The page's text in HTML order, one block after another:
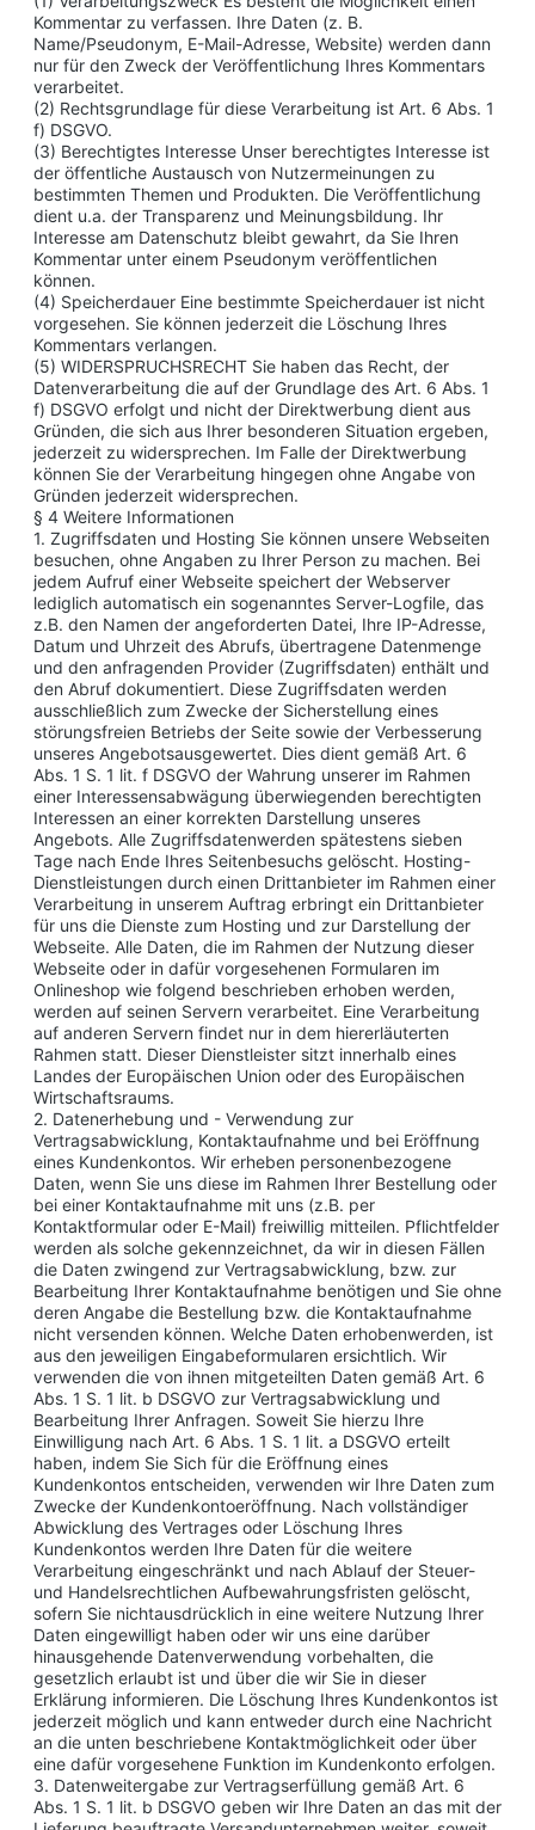
Kommentar zu verfassen. Ihre Daten (z. B.
Name/Pseudonym, E-Mail-Adresse, Website) werden dann
nur für den Zweck der Veröffentlichung Ihres Kommentars
verarbeitet.
(2) Rechtsgrundlage für diese Verarbeitung ist Art. 6 Abs. 1
f) DSGVO.
(3) Berechtigtes Interesse Unser berechtigtes Interesse ist
der öffentliche Austausch von Nutzermeinungen zu
bestimmten Themen und Produkten. Die Veröffentlichung
dient u.a. der Transparenz und Meinungsbildung. Ihr
Interesse am Datenschutz bleibt gewahrt, da Sie Ihren
Kommentar unter einem Pseudonym veröffentlichen
können.
(4) Speicherdauer Eine bestimmte Speicherdauer ist nicht
vorgesehen. Sie können jederzeit die Löschung Ihres
Kommentars verlangen.
(5) WIDERSPRUCHSRECHT Sie haben das Recht, der
Datenverarbeitung die auf der Grundlage des Art. 6 Abs. 1
f) DSGVO erfolgt und nicht der Direktwerbung dient aus
Gründen, die sich aus Ihrer besonderen Situation ergeben,
jederzeit zu widersprechen. Im Falle der Direktwerbung
können Sie der Verarbeitung hingegen ohne Angabe von
Gründen jederzeit widersprechen.
§ 4 Weitere Informationen
1. Zugriffsdaten und Hosting Sie können unsere Webseiten
besuchen, ohne Angaben zu Ihrer Person zu machen. Bei
jedem Aufruf einer Webseite speichert der Webserver
lediglich automatisch ein sogenanntes Server-Logfile, das
z.B. den Namen der angeforderten Datei, Ihre IP-Adresse,
Datum und Uhrzeit des Abrufs, übertragene Datenmenge
und den anfragenden Provider (Zugriffsdaten) enthält und
den Abruf dokumentiert. Diese Zugriffsdaten werden
ausschließlich zum Zwecke der Sicherstellung eines
störungsfreien Betriebs der Seite sowie der Verbesserung
unseres Angebotsausgewertet. Dies dient gemäß Art. 6
Abs. 1 S. 1 lit. f DSGVO der Wahrung unserer im Rahmen
einer Interessensabwägung überwiegenden berechtigten
Interessen an einer korrekten Darstellung unseres
Angebots. Alle Zugriffsdatenwerden spätestens sieben
Tage nach Ende Ihres Seitenbesuchs gelöscht. Hosting-
Dienstleistungen durch einen Drittanbieter im Rahmen einer
Verarbeitung in unserem Auftrag erbringt ein Drittanbieter
für uns die Dienste zum Hosting und zur Darstellung der
Webseite. Alle Daten, die im Rahmen der Nutzung dieser
Webseite oder in dafür vorgesehenen Formularen im
Onlineshop wie folgend beschrieben erhoben werden,
werden auf seinen Servern verarbeitet. Eine Verarbeitung
auf anderen Servern findet nur in dem hiererläuterten
Rahmen statt. Dieser Dienstleister sitzt innerhalb eines
Landes der Europäischen Union oder des Europäischen
Wirtschaftsraums.
2. Datenerhebung und - Verwendung zur
Vertragsabwicklung, Kontaktaufnahme und bei Eröffnung
eines Kundenkontos. Wir erheben personenbezogene
Daten, wenn Sie uns diese im Rahmen Ihrer Bestellung oder
bei einer Kontaktaufnahme mit uns (z.B. per
Kontaktformular oder E-Mail) freiwillig mitteilen. Pflichtfelder
werden als solche gekennzeichnet, da wir in diesen Fällen
die Daten zwingend zur Vertragsabwicklung, bzw. zur
Bearbeitung Ihrer Kontaktaufnahme benötigen und Sie ohne
deren Angabe die Bestellung bzw. die Kontaktaufnahme
nicht versenden können. Welche Daten erhobenwerden, ist
aus den jeweiligen Eingabeformularen ersichtlich. Wir
verwenden die von ihnen mitgeteilten Daten gemäß Art. 6
Abs. 1 S. 1 lit. b DSGVO zur Vertragsabwicklung und
Bearbeitung Ihrer Anfragen. Soweit Sie hierzu Ihre
Einwilligung nach Art. 6 Abs. 1 S. 1 lit. a DSGVO erteilt
haben, indem Sie Sich für die Eröffnung eines
Kundenkontos entscheiden, verwenden wir Ihre Daten zum
Zwecke der Kundenkontoeröffnung. Nach vollständiger
Abwicklung des Vertrages oder Löschung Ihres
Kundenkontos werden Ihre Daten für die weitere
Verarbeitung eingeschränkt und nach Ablauf der Steuer-
und Handelsrechtlichen Aufbewahrungsfristen gelöscht,
sofern Sie nichtausdrücklich in eine weitere Nutzung Ihrer
Daten eingewilligt haben oder wir uns eine darüber
hinausgehende Datenverwendung vorbehalten, die
gesetzlich erlaubt ist und über die wir Sie in dieser
Erklärung informieren. Die Löschung Ihres Kundenkontos ist
jederzeit möglich und kann entweder durch eine Nachricht
an die unten beschriebene Kontaktmöglichkeit oder über
eine dafür vorgesehene Funktion im Kundenkonto erfolgen.
3. Datenweitergabe zur Vertragserfüllung gemäß Art. 6
Abs. 1 S. 1 lit. b DSGVO geben wir Ihre Daten an das mit der